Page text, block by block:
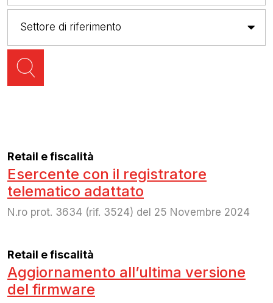
Retail e fiscalità
Esercente con il registratore
telematico adattato
N.ro prot. 3634 (rif. 3524) del 25 Novembre 2024
Retail e fiscalità
Aggiornamento all’ultima versione
del firmware